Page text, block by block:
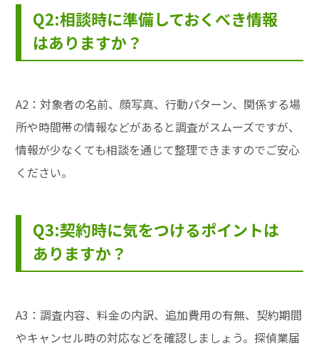
Q2:相談時に準備しておくべき情報
はありますか？
A2：対象者の名前、顔写真、行動パターン、関係する場
所や時間帯の情報などがあると調査がスムーズですが、
情報が少なくても相談を通じて整理できますのでご安心
ください。
Q3:契約時に気をつけるポイントは
ありますか？
A3：調査内容、料金の内訳、追加費用の有無、契約期間
やキャンセル時の対応などを確認しましょう。探偵業届